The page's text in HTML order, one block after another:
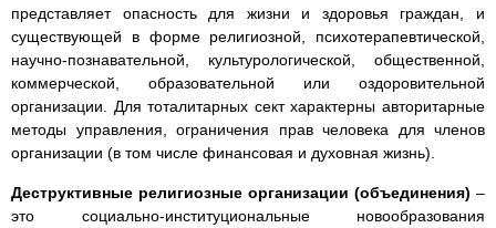
представляет опасность для жизни и здоровья граждан, и
существующей в форме религиозной, психотерапевтической,
научно-познавательной, культурологической, общественной,
коммерческой, образовательной или оздоровительной
организации. Для тоталитарных сект характерны авторитарные
методы управления, ограничения прав человека для членов
организации (в том числе финансовая и духовная жизнь).
Деструктивные религиозные организации (объединения) –
это социально-институциональные новообразования